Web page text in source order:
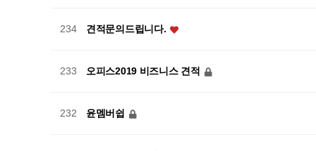
234 견적문의드립니다.
233 오피스2019 비즈니스 견적
232 윤멤버쉽